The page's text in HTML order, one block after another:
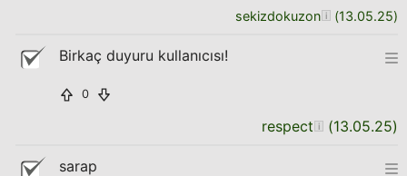
sekizdokuzon (13.05.25)
Birkaç duyuru kullanıcısı!
0
respect (13.05.25)
sarap